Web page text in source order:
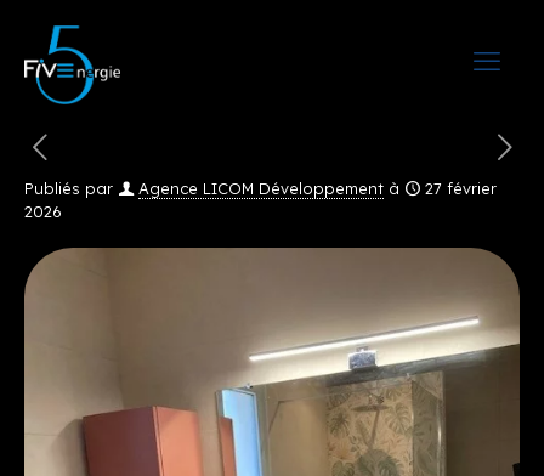
Publiés par Agence LICOM Développement à
27 février
2026